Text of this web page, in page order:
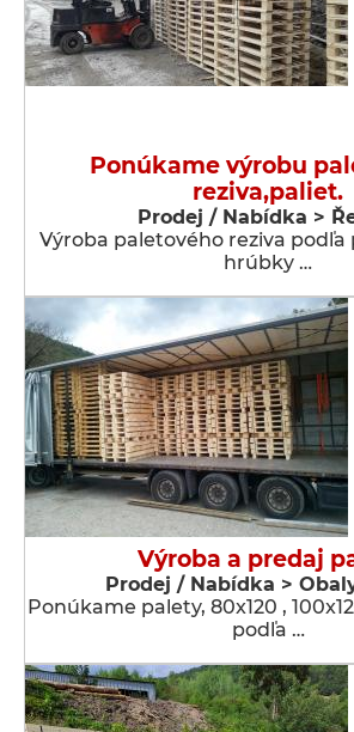
Ponúkame výrobu
reziva,paliet.
Prodej / Nabídka >
Výroba paletového reziva podľa
hrúbky …
Výroba a predaj
Prodej / Nabídka >
Ponúkame palety, 80x120 ,
podľa …